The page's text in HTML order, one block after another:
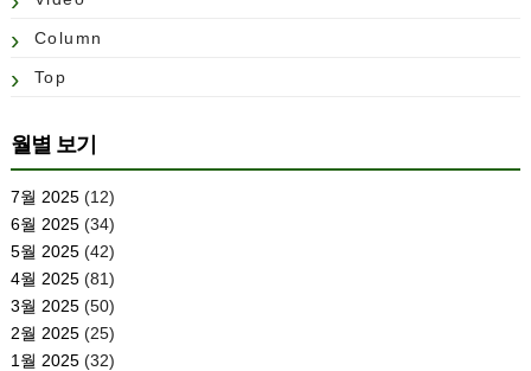
Column
Top
월별 보기
7월 2025(12)
6월 2025(34)
5월 2025(42)
4월 2025(81)
3월 2025(50)
2월 2025(25)
1월 2025(32)